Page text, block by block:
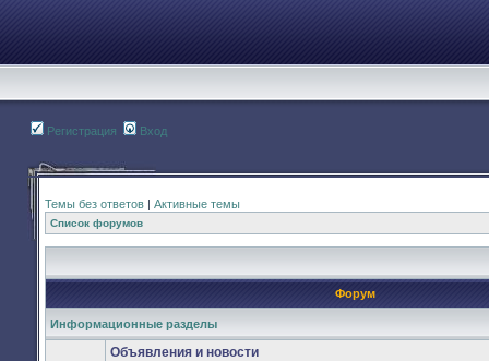
Регистрация Вход
Темы без ответов | Активные темы
Список форумов
Форум
Информационные разделы
Объявления и новости